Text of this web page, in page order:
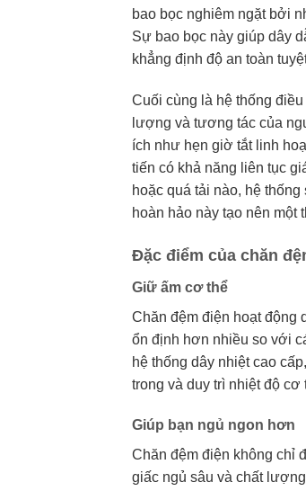
bao bọc nghiêm ngặt bởi
Sự bao bọc này giúp dây
khẳng định độ an toàn
Cuối cùng là hệ thống
lượng và tương tác của
ích như hẹn giờ tắt linh
tiến có khả năng liên tục
hoặc quá tải nào, hệ
hoàn hảo này tạo nên một
Đặc điểm của chăn
Giữ ấm cơ thể
Chăn đệm điện hoạt động
ổn định hơn nhiều so với
hệ thống dây nhiệt cao
trong và duy trì nhiệt độ
Giúp bạn ngủ ngon hơn
Chăn đệm điện không chỉ
giấc ngủ sâu và chất